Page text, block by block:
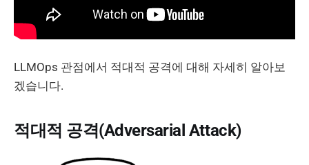
LLMOps 관점에서 적대적 공격에 대해 자세히 알아보
겠습니다.
적대적 공격(Adversarial Attack)